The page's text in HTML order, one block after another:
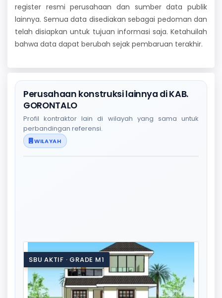
register resmi perusahaan dan sumber data publik
lainnya. Semua data disediakan sebagai pedoman dan
telah disiapkan untuk tujuan informasi saja. Ketahuilah
bahwa data dapat berubah sejak pembaruan terakhir.
Perusahaan konstruksi lainnya di KAB.
GORONTALO
Profil kontraktor lain di wilayah yang sama untuk
perbandingan referensi.
WILAYAH
SBU AKTIF · GRADE M1